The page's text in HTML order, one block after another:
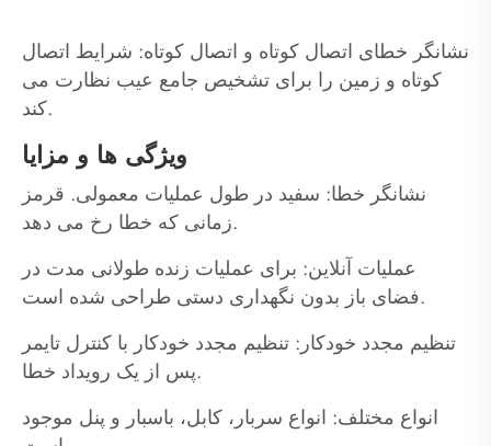
نشانگر خطای اتصال کوتاه و اتصال کوتاه: شرایط اتصال
کوتاه و زمین را برای تشخیص جامع عیب نظارت می
کند.
ویژگی ها و مزایا
نشانگر خطا: سفید در طول عملیات معمولی. قرمز
زمانی که خطا رخ می دهد.
عملیات آنلاین: برای عملیات زنده طولانی مدت در
فضای باز بدون نگهداری دستی طراحی شده است.
تنظیم مجدد خودکار: تنظیم مجدد خودکار با کنترل تایمر
پس از یک رویداد خطا.
انواع مختلف: انواع سربار، کابل، باسبار و پنل موجود